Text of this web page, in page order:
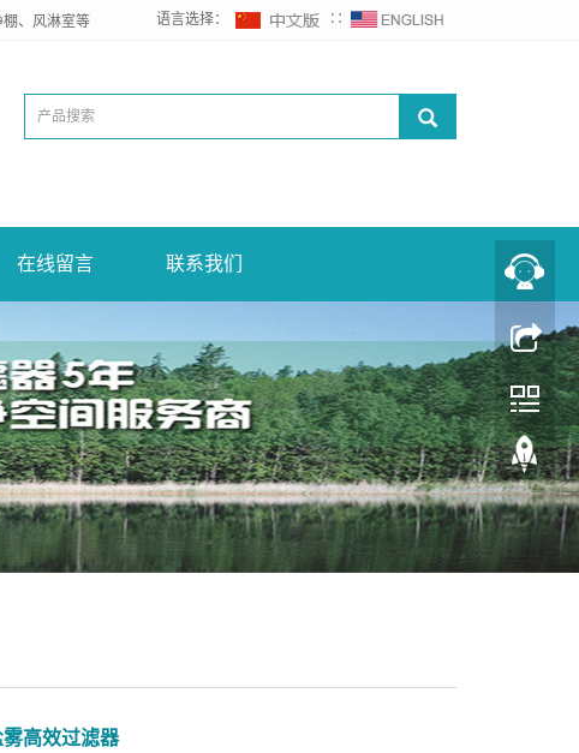
、风淋室等 语言选择： ∷
在线留言 联系我们
雾高效过滤器